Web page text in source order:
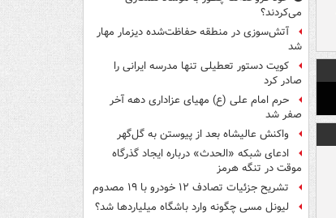
می‌کردند؟
آتش‌سوزی در منطقه حفاظت‌شده دیزمار مهار
شد
کویت دستور تعطیلی تنها مدرسه ایرانی را
صادر کرد
حرم امام علی (ع) مهیای عزاداری دهه آخر
صفر شد
واکنش عالیشاه بعد از پیوستن به گل‌گهر
ادعای شبکه «الحدث» درباره ایجاد گذرگاه
موقت در تنگه هرمز
تشریح جزئیات تصادف ۱۲ خودرو با ۱۹ مصدوم
لیونل مسی چگونه وارد باشگاه میلیاردها شد؟